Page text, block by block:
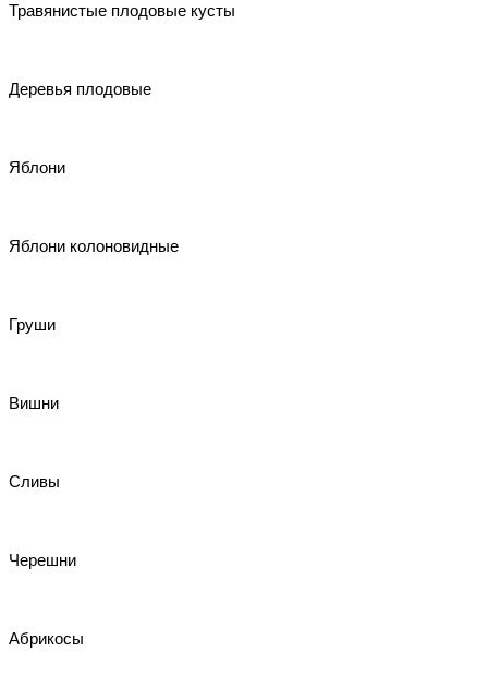
Травянистые плодовые кусты
Деревья плодовые
Яблони
Яблони колоновидные
Груши
Вишни
Сливы
Черешни
Абрикосы